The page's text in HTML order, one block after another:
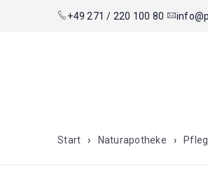
+49 271 / 220 100 80
Start › Naturapotheke ›